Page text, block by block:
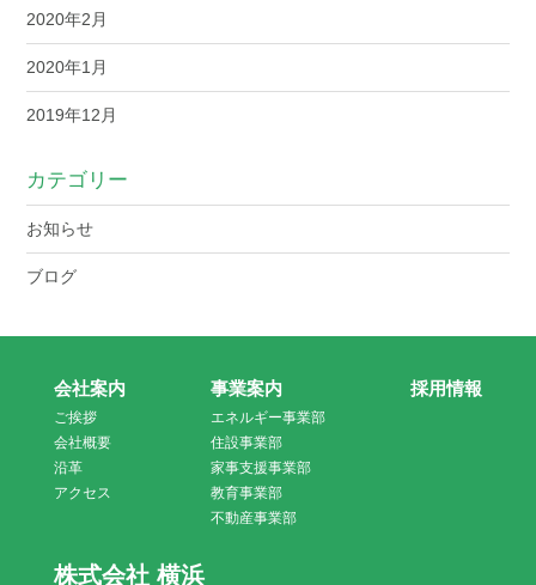
2020年2月
2020年1月
2019年12月
カテゴリー
お知らせ
ブログ
株式会社 横浜
会社案内
ご挨拶
会社概要
沿革
アクセス
事業案内
エネルギー事業部
住設事業部
家事支援事業部
教育事業部
不動産事業部
採用情報